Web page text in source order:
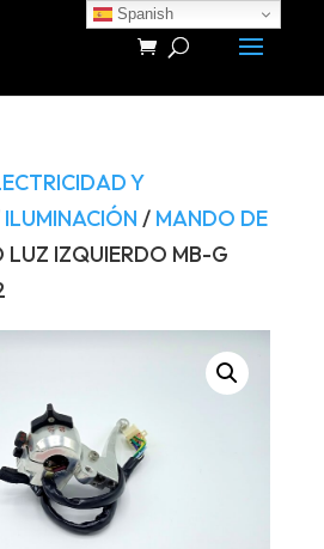
Y
ILUMINACIÓN / MANDO DE
IZQUIERDO MB-G
Spanish